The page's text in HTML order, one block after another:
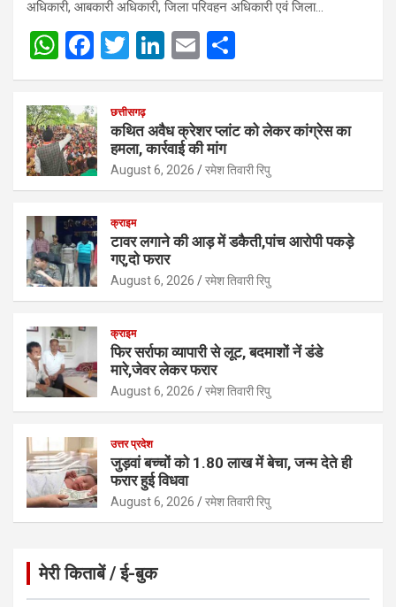
अधिकारी, आबकारी अधिकारी, जिला परिवहन अधिकारी एवं जिला…
W
h
at
s
A
p
p
F
a
ce
b
o
o
k
T
wi
tt
er
Li
n
dI
n
E
m h
e
छत्तीसगढ़
कथित अवैध क्रेशर प्लांट को लेकर कांग्रेस का
हमला, कार्रवाई की मांग
August 6, 2026 रमेश तिवारी रिपु
क्राइम
टावर लगाने की आड़ में डकैती,पांच आरोपी पकड़े
गए,दो फरार
August 6, 2026 रमेश तिवारी रिपु
क्राइम
फिर सर्राफा व्यापारी से लूट, बदमाशों नें डंडे
मारे,जेवर लेकर फरार
August 6, 2026 रमेश तिवारी रिपु
उत्तर प्रदेश
जुड़वां बच्चों को 1.80 लाख में बेचा, जन्म देते ही
फरार हुई विधवा
August 6, 2026 रमेश तिवारी रिपु
मेरी किताबें / ई-बुक